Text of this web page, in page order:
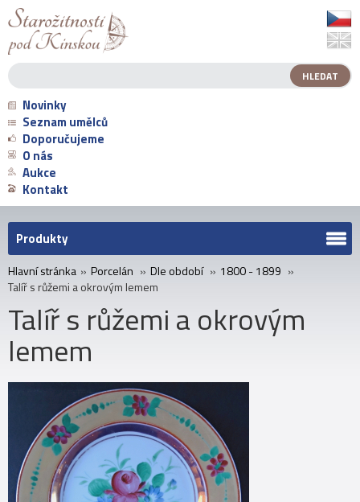
Novinky
Seznam umělců
Doporučujeme
O nás
Aukce
Kontakt
Produkty
Hlavní stránka » Porcelán » Dle období » 1800 - 1899 »
Talíř s růžemi a okrovým lemem
Talíř s růžemi a okrovým
lemem